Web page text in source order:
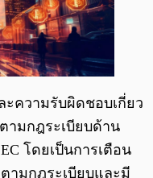
ความรับผิดชอบเกี่ยว
ามกฎระเบียบด้าน
โดยเป็นการเตือน
ามกฎระเบียบและมี